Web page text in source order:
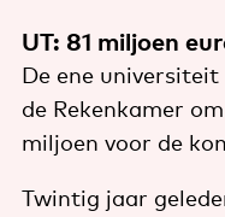
UT: 81 miljoen
De ene
de Rekenkamer
miljoen voor de
Twintig jaar